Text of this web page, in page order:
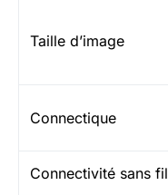
Taille d’image
Connectique
Connectivité sans fil